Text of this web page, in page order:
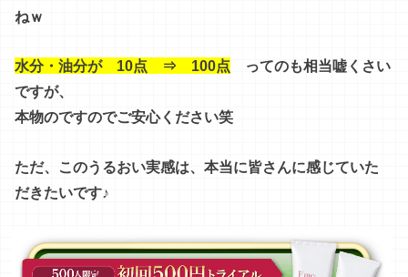
ねｗ
水分・油分が 10点 ⇒ 100点 ってのも相当嘘くさい
ですが、
本物のですのでご安心ください笑
ただ、このうるおい実感は、本当に皆さんに感じていた
だきたいです♪